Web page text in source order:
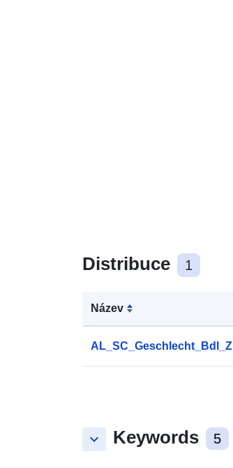
Distribuce 1
Název
keyboard_arrow_down Keywords 5